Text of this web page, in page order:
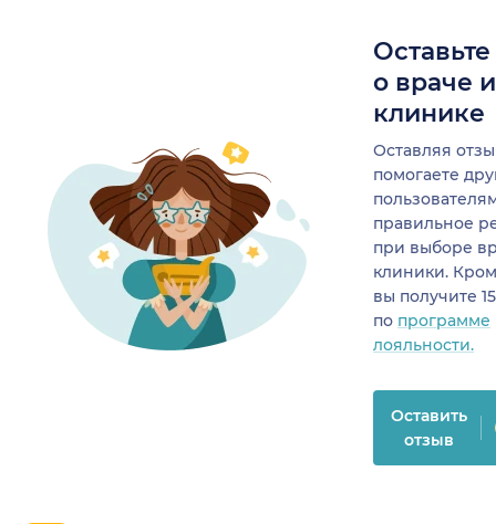
о враче
клинике
Оставляя
помогаете
правильное
при выборе
клиники.
вы получите
по программе
лояльности.
Оставить
отзыв